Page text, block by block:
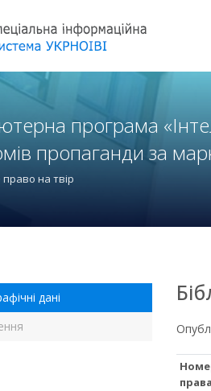
програма
пропаганди за
на твір
дані